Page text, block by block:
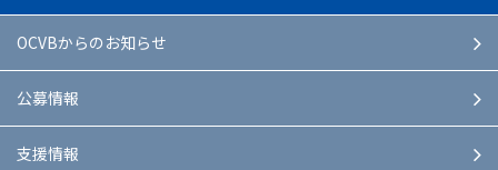
OCVBからのお知らせ
公募情報
支援情報